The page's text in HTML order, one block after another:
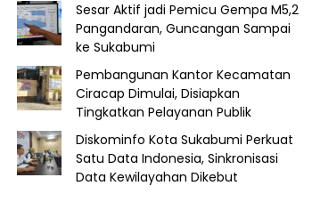
Sesar Aktif jadi Pemicu Gempa M5,2
Pangandaran, Guncangan Sampai
ke Sukabumi
Pembangunan Kantor Kecamatan
Ciracap Dimulai, Disiapkan
Tingkatkan Pelayanan Publik
Diskominfo Kota Sukabumi Perkuat
Satu Data Indonesia, Sinkronisasi
Data Kewilayahan Dikebut